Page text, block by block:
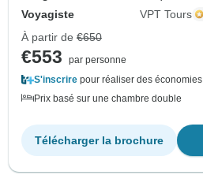
Voyagiste
VPT Tours
À partir de €650
€553
par personne
S'inscrire pour réaliser des économies
Prix basé sur une chambre double
Télécharger la brochure